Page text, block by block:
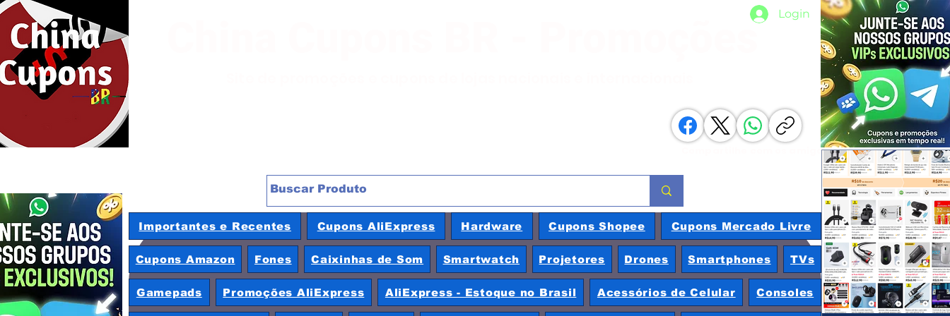
Login
China Cupons BR - Promoções
Compartilhe com os amigos
Importantes e Recentes Cupons AliExpress Hardware Cupons Shopee Cupons Mercado Livre
Cupons Amazon Fones Caixinhas de Som Smartwatch Projetores Drones Smartphones TVs
Gamepads Promoções AliExpress AliExpress - Estoque no Brasil Acessórios de Celular Consoles